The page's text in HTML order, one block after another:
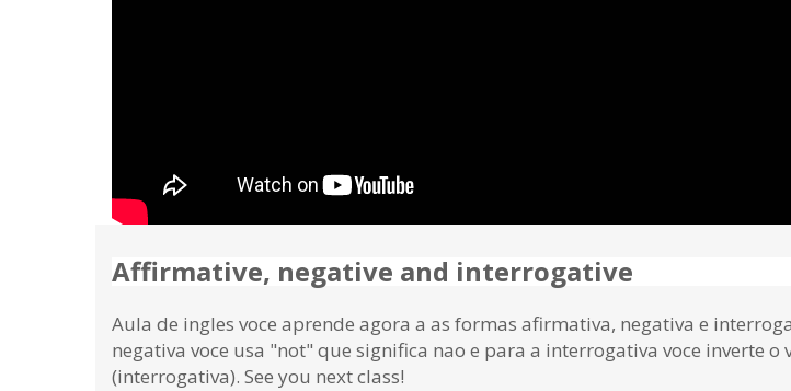
Affirmative, negative and interrogative
Aula de ingles voce aprende agora a as formas afirmativa, negativa e
negativa voce usa "not" que significa nao e para a interrogativa voce inverte
(interrogativa). See you next class!